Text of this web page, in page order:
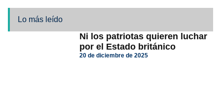
Lo más leído
Ni los patriotas quieren luchar
por el Estado británico
20 de diciembre de 2025